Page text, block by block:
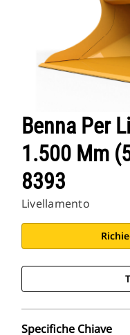
Benna Per
1.500 Mm
8393
Livellamento
Specifiche Chiave